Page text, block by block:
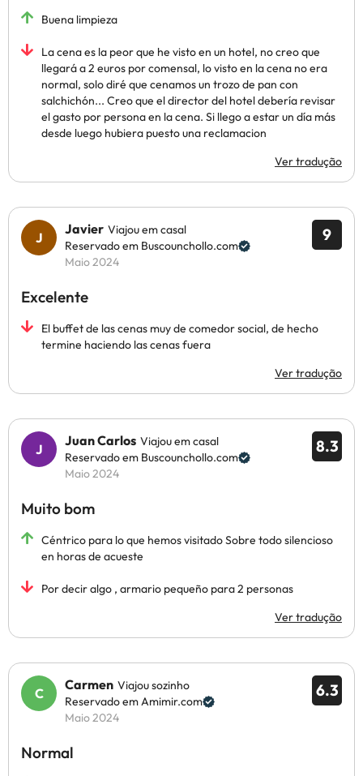
Buena limpieza
La cena es la peor que he visto en un hotel, no creo que
llegará a 2 euros por comensal, lo visto en la cena no era
normal, solo diré que cenamos un trozo de pan con
salchichón... Creo que el director del hotel debería revisar
el gasto por persona en la cena. Si llego a estar un día más
desde luego hubiera puesto una reclamacion
Ver tradução
9
Javier Viajou em casal
Reservado em Buscounchollo.com
Maio 2024
Excelente
El buffet de las cenas muy de comedor social, de hecho
termine haciendo las cenas fuera
Ver tradução
8.3
Juan Carlos Viajou em casal
Reservado em Buscounchollo.com
Maio 2024
Muito bom
Céntrico para lo que hemos visitado Sobre todo silencioso
en horas de acueste
Por decir algo , armario pequeño para 2 personas
Ver tradução
6.3
Carmen Viajou sozinho
Reservado em Amimir.com
Maio 2024
Normal